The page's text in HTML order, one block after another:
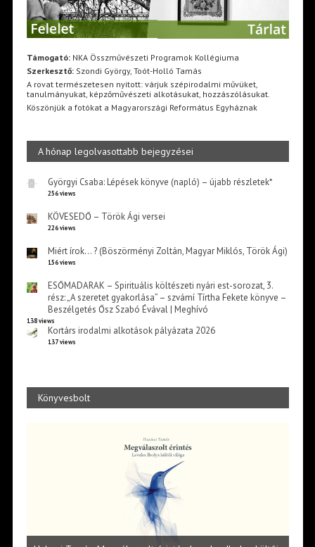
Támogató:NKA Összművészeti Programok Kollégiuma
Szerkesztő:Szondi György, Toót-Holló Tamás
A rovat természetesen nyitott: várjuk szépirodalmi művüket,
tanulmányukat, képzőművészeti alkotásukat, hozzászólásukat.
Köszönjük a fotókat a Magyarországi Református Egyháznak
A hónap legolvasottabb bejegyzései
Györgyi Csaba: Lépések könyve (napló) – újabb részletek*
256 views
KÖVESEDŐ – Török Ági versei
226 views
Miért írok… ? (Böszörményi Zoltán, Magyar Miklós, Török Ági)
156 views
ESŐMADARAK – Spirituális költészeti nyári est-sorozat, 3.
rész: „A szeretet gyakorlása” – szvámí Tírtha Fekete könyve –
Beszélgetés Ősz Szabó Évával | Meghívó
138 views
Kortárs irodalmi alkotások pályázata 2026
137 views
Könyvesbolt